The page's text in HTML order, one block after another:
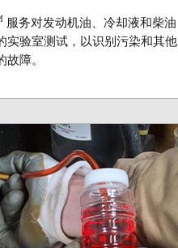
服务对发动机油、冷却液和柴油
实验室测试，以识别污染和其他
故障。